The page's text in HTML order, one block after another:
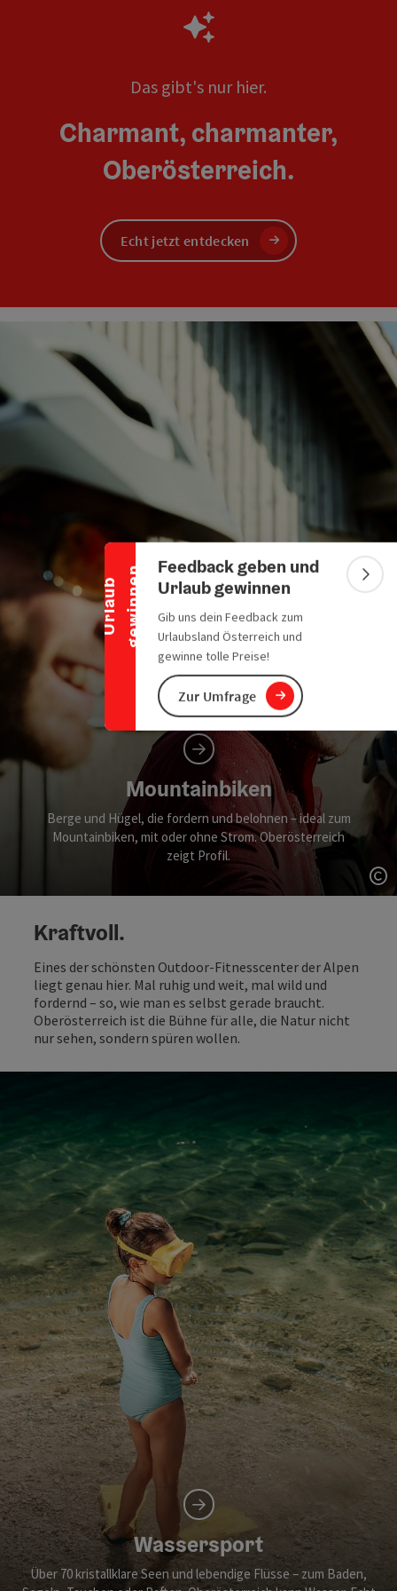
U
r
l
a
u
b
g
e
w
i
n
n
e n
Banner einklappen
Feedback geben und
Urlaub gewinnen
Gib uns dein Feedback zum
Urlaubsland Österreich und
gewinne tolle Preise!
Zur Umfrage
Das gibt's nur hier.
Charmant, charmanter,
Oberösterreich.
Echt jetzt entdecken
Mountainbiken
Berge und Hügel, die fordern und belohnen – ideal zum
Mountainbiken, mit oder ohne Strom. Oberösterreich
zeigt Profil.
Kraftvoll.
Eines der schönsten Outdoor-Fitnesscenter der Alpen
liegt genau hier. Mal ruhig und weit, mal wild und
fordernd – so, wie man es selbst gerade braucht.
Oberösterreich ist die Bühne für alle, die Natur nicht
nur sehen, sondern spüren wollen.
Wassersport
Über 70 kristallklare Seen und lebendige Flüsse – zum Baden,